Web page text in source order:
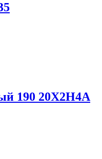
190 20Х2Н4А